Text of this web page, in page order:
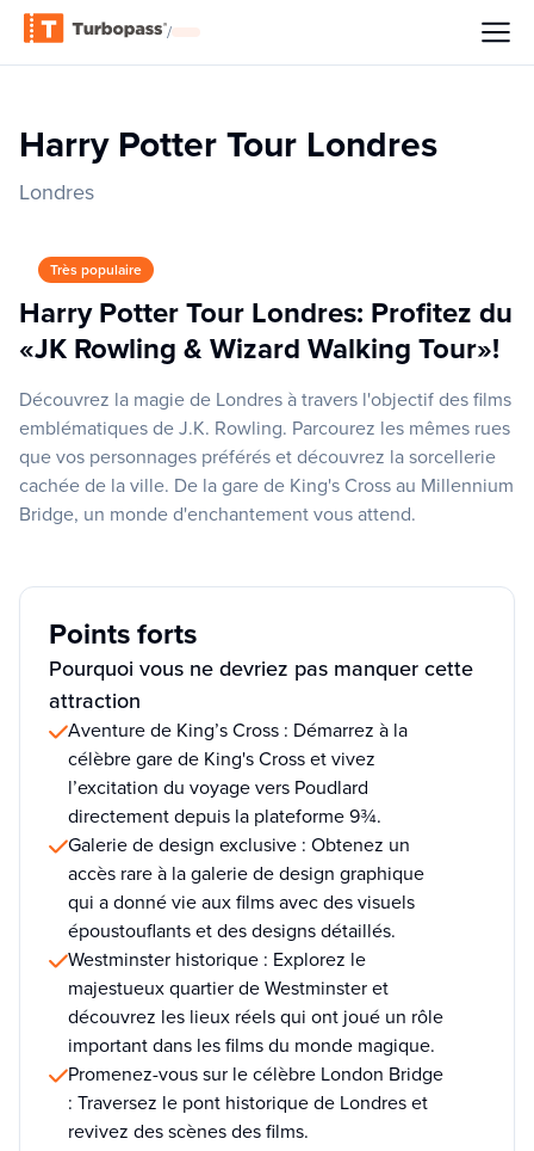
/
Harry Potter Tour Londres
Londres
Très populaire
Harry Potter Tour Londres: Profitez du
«JK Rowling & Wizard Walking Tour»!
Découvrez la magie de Londres à travers l'objectif des films
emblématiques de J.K. Rowling. Parcourez les mêmes rues
que vos personnages préférés et découvrez la sorcellerie
cachée de la ville. De la gare de King's Cross au Millennium
Bridge, un monde d'enchantement vous attend.
Points forts
Pourquoi vous ne devriez pas manquer cette
attraction
Aventure de King’s Cross : Démarrez à la
célèbre gare de King's Cross et vivez
l’excitation du voyage vers Poudlard
directement depuis la plateforme 9¾.
Galerie de design exclusive : Obtenez un
accès rare à la galerie de design graphique
qui a donné vie aux films avec des visuels
époustouflants et des designs détaillés.
Westminster historique : Explorez le
majestueux quartier de Westminster et
découvrez les lieux réels qui ont joué un rôle
important dans les films du monde magique.
Promenez-vous sur le célèbre London Bridge
: Traversez le pont historique de Londres et
revivez des scènes des films.